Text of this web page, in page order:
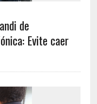
de
Evite caer